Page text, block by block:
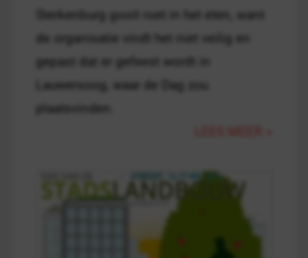
Sterkenburg gooit roet in het eten, want
de organisatie vindt het niet veilig en
gepast dat er gefeest wordt in
Lauwersoog, waar de Dag zou
plaatsvinden.